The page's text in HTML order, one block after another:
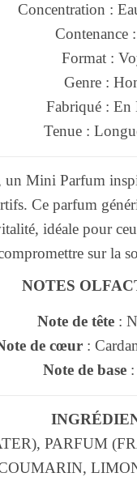
Concentration :
Contenance
Format :
Genre :
Fabriqué : En
Tenue :
un Mini Parfum
Ce parfum
idéale pour
sur la
NOTES
Note de tête:
de cœur :
Note de base
PARFUM